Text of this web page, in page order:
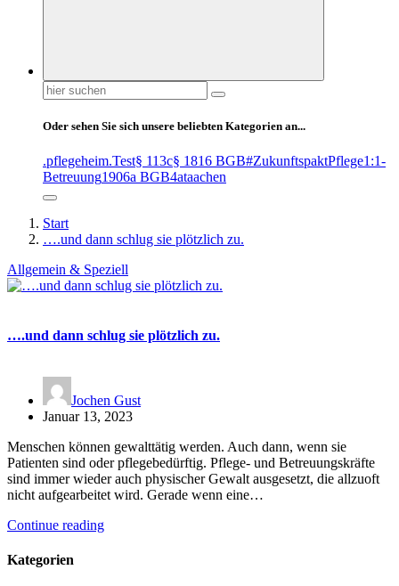
Suchen
nach:
Oder sehen Sie sich unsere beliebten Kategorien an...
.pflegeheim.Test§ 113c§ 1816 BGB#ZukunftspaktPflege1:1-
Betreuung1906a BGB4ataachen
Start
….und dann schlug sie plötzlich zu.
Allgemein & Speziell
….und dann schlug sie plötzlich zu.
Jochen Gust
Januar 13, 2023
Menschen können gewalttätig werden. Auch dann, wenn sie
Patienten sind oder pflegebedürftig. Pflege- und Betreuungskräfte
sind immer wieder auch physischer Gewalt ausgesetzt, die allzuoft
nicht aufgearbeitet wird. Gerade wenn eine…
Continue reading
Kategorien